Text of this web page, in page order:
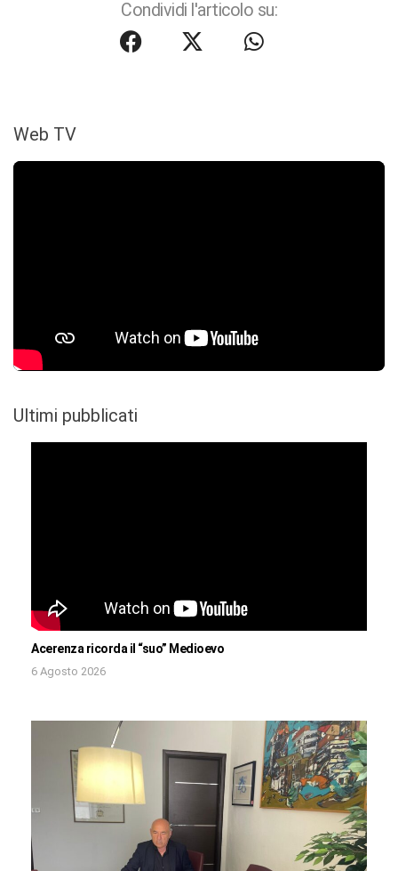
Condividi l'articolo su:
Web TV
Ultimi pubblicati
Acerenza ricorda il “suo” Medioevo
6 Agosto 2026